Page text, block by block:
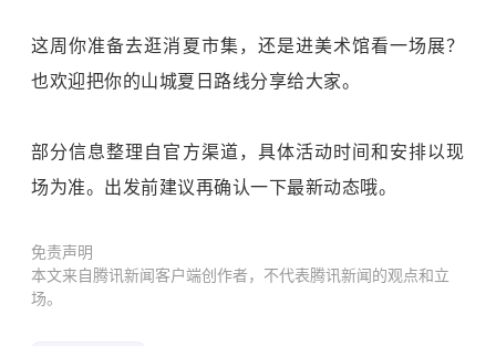
这周你准备去逛消夏市集，还是进美术馆看一场展？
也欢迎把你的山城夏日路线分享给大家。
部分信息整理自官方渠道，具体活动时间和安排以现
场为准。出发前建议再确认一下最新动态哦。
免责声明
本文来自腾讯新闻客户端创作者，不代表腾讯新闻的观点和立
场。